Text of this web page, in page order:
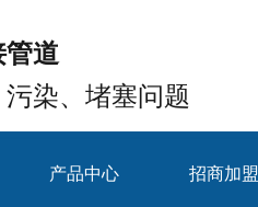
道
染、堵塞问题
产品中心 招商加盟